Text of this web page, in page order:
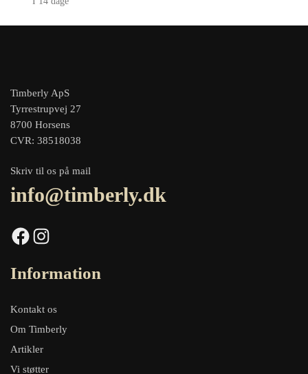
Timberly ApS
Tyrrestrupvej 27
8700 Horsens
CVR: 38518038
Skriv til os på mail
info@timberly.dk
Facebook Instagram
Information
Kontakt os
Om Timberly
Artikler
Vi støtter